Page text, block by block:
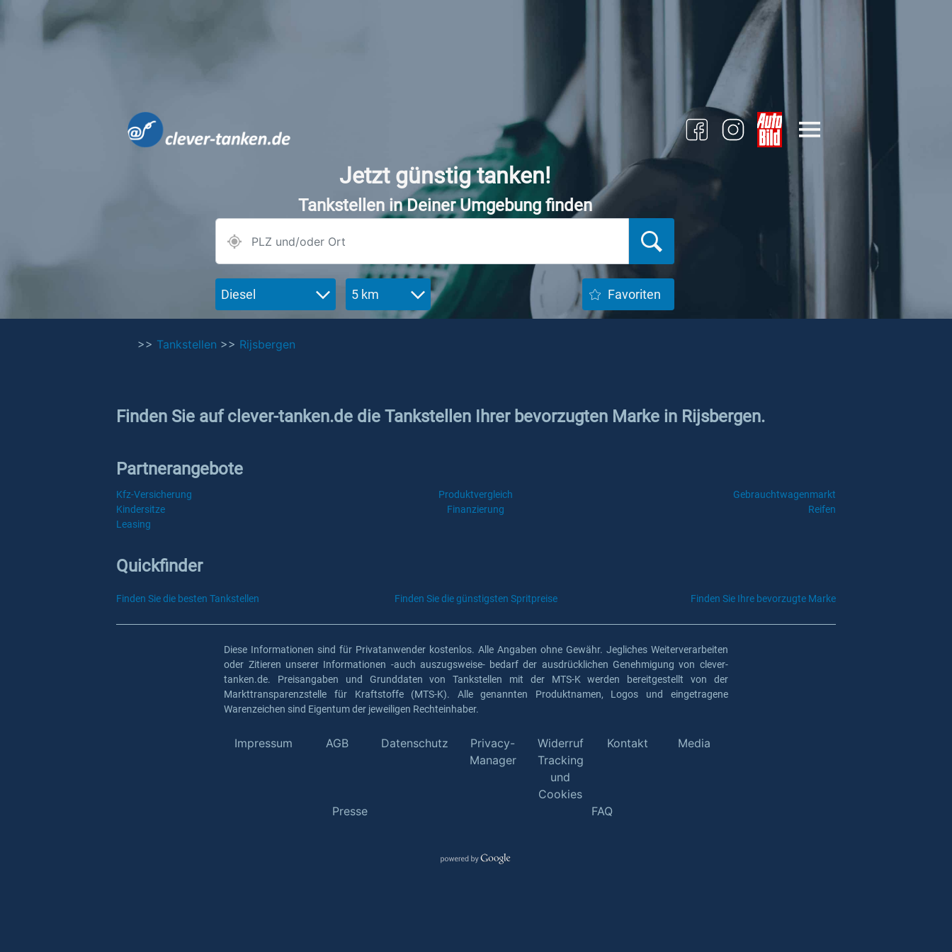
Jetzt günstig tanken!
Tankstellen in Deiner Umgebung finden
Diesel 5 km Favoriten
>> Tankstellen >> Rijsbergen
Finden Sie auf clever-tanken.de die Tankstellen Ihrer bevorzugten Marke in Rijsbergen.
Partnerangebote
Kfz-Versicherung Produktvergleich
Gebrauchtwagenmarkt
Kindersitze
Finanzierung
Reifen
Leasing
Quickfinder
Finden Sie die besten Tankstellen Finden Sie die günstigsten Spritpreise Finden Sie Ihre bevorzugte Marke
Diese Informationen sind für Privatanwender kostenlos. Alle Angaben ohne Gewähr. Jegliches Weiterverarbeiten
oder Zitieren unserer Informationen -auch auszugsweise- bedarf der ausdrücklichen Genehmigung von clever-
tanken.de. Preisangaben und Grunddaten von Tankstellen mit der MTS-K werden bereitgestellt von der
Markttransparenzstelle für Kraftstoffe (MTS-K). Alle genannten Produktnamen, Logos und eingetragene
Warenzeichen sind Eigentum der jeweiligen Rechteinhaber.
Impressum AGB Datenschutz
Privacy-
Manager
Widerruf
Tracking
und
Cookies
Kontakt Media
Presse FAQ